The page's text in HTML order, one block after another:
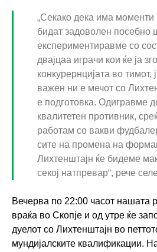
„Секако дека има
бидат задоволен посебно
експериментиравме со
двајцаа играчи кои ќе ја
конкурернцијата во
важен ни е мечот со
е подготовка. Одигравме
квалитетен противник,
работам со вакви
сите на промена на
Лихтенштајн ќе бидеме
секој натпревар“, рече
Вечерва по 22:00 часот нашата
враќа во Скопје и од утре ќе
дуелот со Лихтенштајн во
мундијалските квалификации.